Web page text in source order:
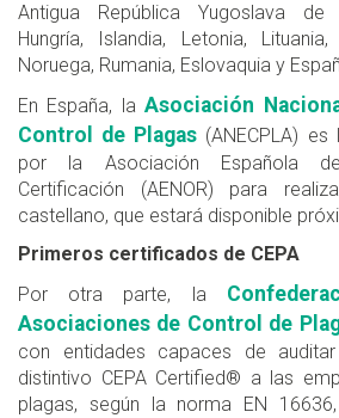
Antigua República Yugoslava de
Hungría, Islandia, Letonia,
Noruega, Rumania, Eslovaquia y
En España, laAsociación
Control de Plagas (ANECPLA)
por la Asociación Española
Certificación (AENOR) para
castellano, que estará disponible
Primeros certificados de CEPA
Por otra parte, la
Asociaciones de Control de
con entidades capaces de
distintivo CEPA Certified® a las
plagas, según la norma EN